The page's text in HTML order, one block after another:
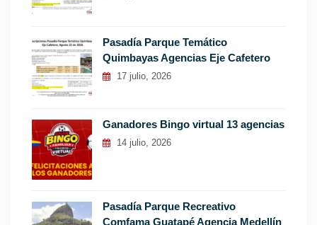
Pasadía Parque Temático
Quimbayas Agencias Eje Cafetero
17 julio, 2026
Ganadores Bingo virtual 13 agencias
14 julio, 2026
Pasadía Parque Recreativo
Comfama Guatapé Agencia Medellín